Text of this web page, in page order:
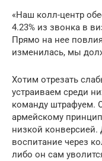
«Наш колл-центр
4.23% из звонка в
Прямо на нее
изменилась, мы
Хотим отрезать
устраиваем среди
команду штрафуем.
армейскому
низкой конверсией.
воспитание через
либо он сам